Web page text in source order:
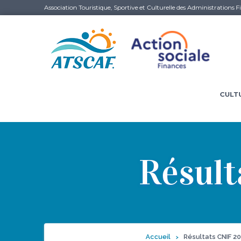
Association Touristique, Sportive et Culturelle des Administrations
Accueil Résultats CNIF